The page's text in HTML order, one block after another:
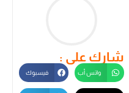
شارك على :
واتس أب فيسبوك